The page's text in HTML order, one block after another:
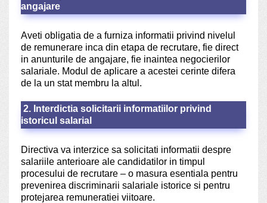
angajare
Aveti obligatia de a furniza informatii privind nivelul
de remunerare inca din etapa de recrutare, fie direct
in anunturile de angajare, fie inaintea negocierilor
salariale. Modul de aplicare a acestei cerinte difera
de la un stat membru la altul.
2. Interdictia solicitarii informatiilor privind
istoricul salarial
Directiva va interzice sa solicitati informatii despre
salariile anterioare ale candidatilor in timpul
procesului de recrutare – o masura esentiala pentru
prevenirea discriminarii salariale istorice si pentru
protejarea remuneratiei viitoare.